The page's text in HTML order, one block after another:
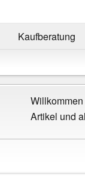
Kaufberatung
Artikel und